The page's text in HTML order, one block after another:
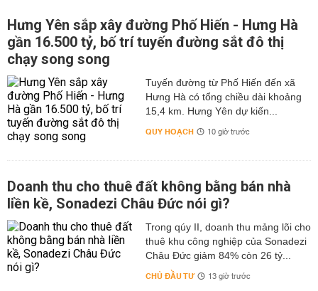
Hưng Yên sắp xây đường Phố Hiến - Hưng Hà
gần 16.500 tỷ, bố trí tuyến đường sắt đô thị
chạy song song
Tuyến đường từ Phố Hiến đến xã
Hưng Hà có tổng chiều dài khoảng
15,4 km. Hưng Yên dự kiến...
QUY HOẠCH 10 giờ trước
Doanh thu cho thuê đất không bằng bán nhà
liền kề, Sonadezi Châu Đức nói gì?
Trong qúy II, doanh thu mảng lõi cho
thuê khu công nghiệp của Sonadezi
Châu Đức giảm 84% còn 26 tỷ...
CHỦ ĐẦU TƯ 13 giờ trước